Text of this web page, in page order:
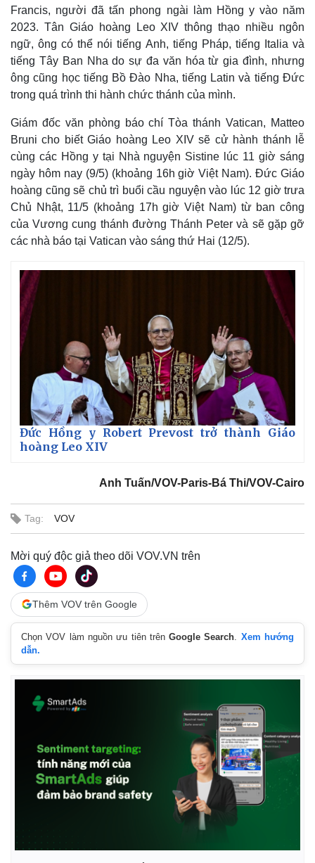
Thị trường
Giá cà phê
Francis, người đã tấn phong ngài làm Hồng y vào năm
2023. Tân Giáo hoàng Leo XIV thông thạo nhiều ngôn
ngữ, ông có thể nói tiếng Anh, tiếng Pháp, tiếng Italia và
tiếng Tây Ban Nha do sự đa văn hóa từ gia đình, nhưng
ông cũng học tiếng Bồ Đào Nha, tiếng Latin và tiếng Đức
trong quá trình thi hành chức thánh của mình.
Giám đốc văn phòng báo chí Tòa thánh Vatican, Matteo
Bruni cho biết Giáo hoàng Leo XIV sẽ cử hành thánh lễ
cùng các Hồng y tại Nhà nguyện Sistine lúc 11 giờ sáng
ngày hôm nay (9/5) (khoảng 16h giờ Việt Nam). Đức Giáo
hoàng cũng sẽ chủ trì buổi cầu nguyện vào lúc 12 giờ trưa
Chủ Nhật, 11/5 (khoảng 17h giờ Việt Nam) từ ban công
của Vương cung thánh đường Thánh Peter và sẽ gặp gỡ
các nhà báo tại Vatican vào sáng thứ Hai (12/5).
Đức Hồng y Robert Prevost trở thành Giáo
hoàng Leo XIV
Anh Tuấn/VOV-Paris-Bá Thi/VOV-Cairo
Tag: VOV
Mời quý độc giả theo dõi VOV.VN trên
Thêm VOV trên Google
Chọn VOV làm nguồn ưu tiên trênGoogle Search
Xem hướng
dẫn.